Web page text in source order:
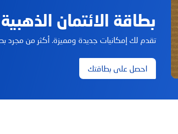
بطاقة الائتمان الذهبية
تقدم لك إمكانيات جديدة ومميزة. أكثر من مجرد
احصل على بطاقتك